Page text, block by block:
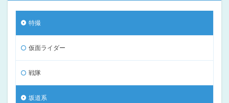
特撮
仮面ライダー
戦隊
坂道系